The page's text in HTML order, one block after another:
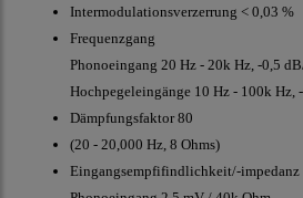
Intermodulationsverzerrung < 0,03 %
Frequenzgang
Phonoeingang 20 Hz - 20k Hz, -0,5
Hochpegeleingänge 10 Hz - 100k Hz,
Dämpfungsfaktor 80
(20 - 20,000 Hz, 8 Ohms)
Eingangsempfifindlichkeit/-impedanz